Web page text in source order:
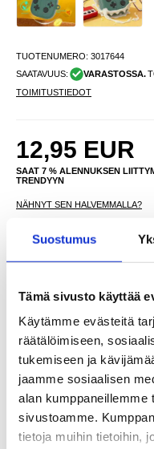
Suostumus
Tämä sivusto käyttää
Käytämme evästeitä
räätälöimiseen,
tukemiseen ja
jaamme sosiaalisen
alan kumppaneillemme
sivustoamme.
tietoja muihin tietoihin,
TUOTENUMERO: 3017644
SAATAVUUS:
VARASTOSSA.
TOIMITUSTIEDOT
12,95 EUR
SAAT 7 % ALENNUKSEN
TRENDYYN
NÄHNYT SEN HALVEMMALLA?
- +
VAIN 2 KPL JÄLJELLÄ
KYSYMYKSIÄ?